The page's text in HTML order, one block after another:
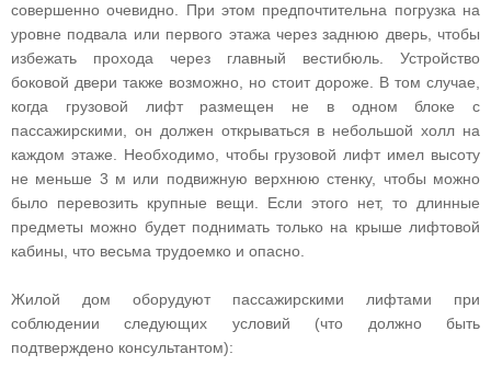
совершенно очевидно. При этом предпочтительна погрузка на
уровне подвала или первого этажа через заднюю дверь, чтобы
избежать прохода через главный вестибюль. Устройство
боковой двери также возможно, но стоит дороже. В том случае,
когда грузовой лифт размещен не в одном блоке с
пассажирскими, он должен открываться в небольшой холл на
каждом этаже. Необходимо, чтобы грузовой лифт имел высоту
не меньше 3 м или подвижную верхнюю стенку, чтобы можно
было перевозить крупные вещи. Если этого нет, то длинные
предметы можно будет поднимать только на крыше лифтовой
кабины, что весьма трудоемко и опасно.
Жилой дом оборудуют пассажирскими лифтами при
соблюдении следующих условий (что должно быть
подтверждено консультантом):